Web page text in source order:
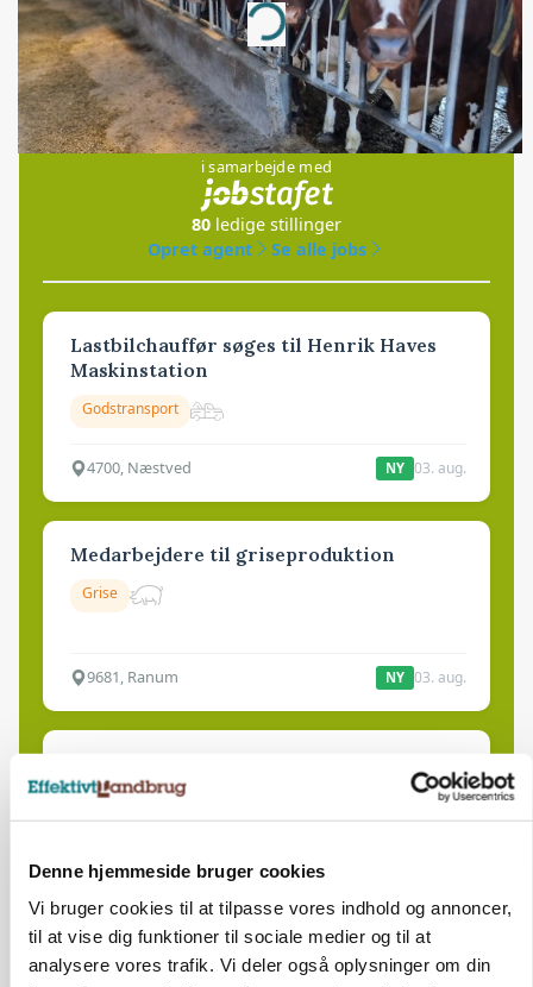
Denne hjemmeside bruger cookies
Vi bruger cookies til at tilpasse vores indhold og annoncer,
til at vise dig funktioner til sociale medier og til at
analysere vores trafik. Vi deler også oplysninger om din
Jobs
i samarbejde med
80 ledige stillinger
Opret agent
Se alle jobs
Lastbilchauffør søges til Henrik Haves
Maskinstation
Godstransport
4700, Næstved NY 03. aug.
Medarbejdere til griseproduktion
Grise
9681, Ranum NY 03. aug.
Kalve
6392, Bolderslev
Leder til klimastald